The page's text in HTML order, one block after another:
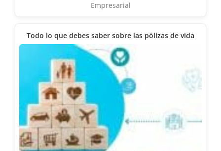
Empresarial
Todo lo que debes saber sobre las pólizas de vida